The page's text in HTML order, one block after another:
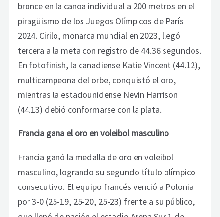
bronce en la canoa individual a 200 metros en el
piragüismo de los Juegos Olímpicos de París
2024. Cirilo, monarca mundial en 2023, llegó
tercera a la meta con registro de 44.36 segundos.
En fotofinish, la canadiense Katie Vincent (44.12),
multicampeona del orbe, conquistó el oro,
mientras la estadounidense Nevin Harrison
(44.13) debió conformarse con la plata.
Francia gana el oro en voleibol masculino
Francia ganó la medalla de oro en voleibol
masculino, logrando su segundo título olímpico
consecutivo. El equipo francés venció a Polonia
por 3-0 (25-19, 25-20, 25-23) frente a su público,